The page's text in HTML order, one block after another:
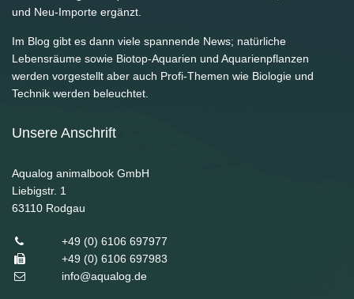
und Neu-Importe ergänzt.
Im Blog gibt es dann viele spannende News; natürliche
Lebensräume sowie Biotop-Aquarien und Aquarienpflanzen
werden vorgestellt aber auch Profi-Themen wie Biologie und
Technik werden beleuchtet.
Unsere Anschrift
Aqualog animalbook GmbH
Liebigstr. 1
63110 Rodgau
+49 (0) 6106 697977
+49 (0) 6106 697983
info@aqualog.de